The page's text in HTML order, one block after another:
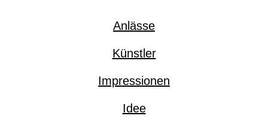
Anlässe
Künstler
Impressionen
Idee